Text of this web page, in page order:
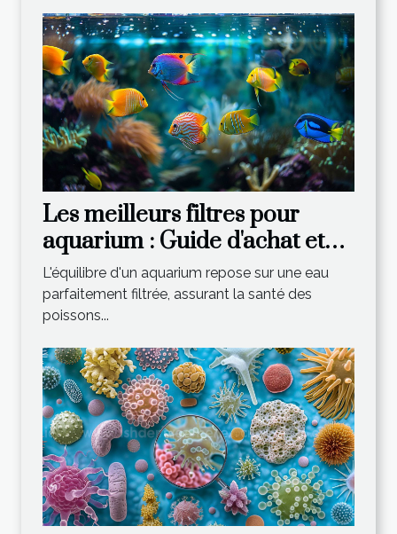
Les meilleurs filtres pour
aquarium : Guide d'achat et
conseils
L'équilibre d'un aquarium repose sur une eau
parfaitement filtrée, assurant la santé des
poissons...